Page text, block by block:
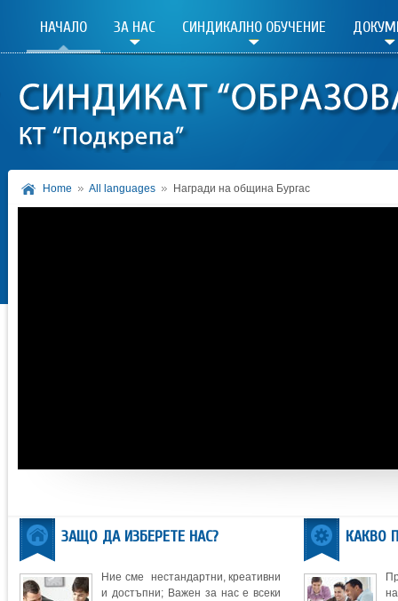
НАЧАЛО ЗА НАС СИНДИКАЛНО ОБУЧЕНИЕ
Home All languages Награди на община Бургас
ЗАЩО ДА ИЗБЕРЕТЕ НАС?
Ние сме нестандартни, креативни
и достъпни; Важен за нас е всеки
КАКВО